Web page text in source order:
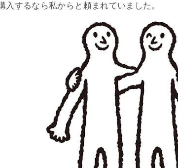
入するなら私からと頼まれていました。